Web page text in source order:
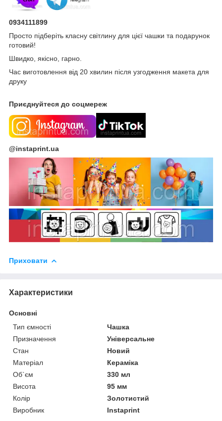
0934111899
Просто підберіть класну світлину для цієї чашки та подарунок
готовий!
Швидко, якісно, гарно.
Час виготовлення від 20 хвилин після узгодження макета для
друку
Приєднуйтеся до соцмереж
@instaprint.ua
Приховати
Характеристики
Основні
Тип ємності
Чашка
Призначення
Універсальне
Стан
Новий
Матеріал
Кераміка
Об`єм
330 мл
Висота
95 мм
Колір
Золотистий
Виробник
Instaprint